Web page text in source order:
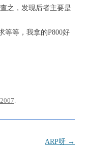
之，发现后者主要是
等等，我拿的P800好
.
ARP呀 →